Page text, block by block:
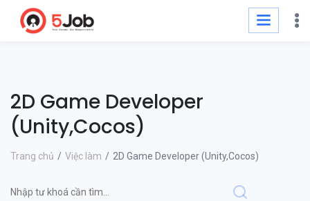
2D Game Developer
(Unity,Cocos)
Trang chủ Việc làm 2D Game Developer (Unity,Cocos)